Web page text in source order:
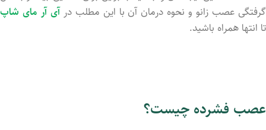
گرفتگی عصب زانو و نحوه درمان آن با این مطلب درآی آر مای شاپ
تا انتها همراه باشید.
عصب فشرده چیست؟